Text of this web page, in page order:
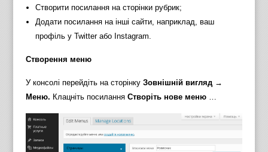
Створити посилання на сторінки рубрик;
Додати посилання на інші сайти, наприклад, ваш
профіль у Twitter або Instagram.
Створення меню
У консолі перейдіть на сторінку Зовнішній вигляд →
Меню. Клацніть посилання Створіть нове меню…